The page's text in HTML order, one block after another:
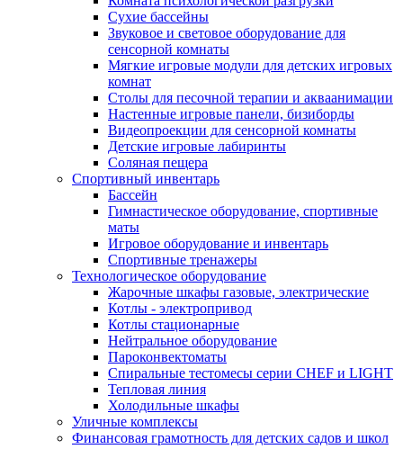
Сухие бассейны
Звуковое и световое оборудование для
сенсорной комнаты
Мягкие игровые модули для детских игровых
комнат
Столы для песочной терапии и акваанимации
Настенные игровые панели, бизиборды
Видеопроекции для сенсорной комнаты
Детские игровые лабиринты
Соляная пещера
Спортивный инвентарь
Бассейн
Гимнастическое оборудование, спортивные
маты
Игровое оборудование и инвентарь
Спортивные тренажеры
Технологическое оборудование
Жарочные шкафы газовые, электрические
Котлы - электропривод
Котлы стационарные
Нейтральное оборудование
Пароконвектоматы
Спиральные тестомесы серии CHEF и LIGHT
Тепловая линия
Холодильные шкафы
Уличные комплексы
Финансовая грамотность для детских садов и школ